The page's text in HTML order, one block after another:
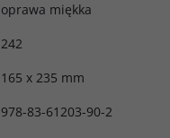
oprawa miękka
242
165 x 235 mm
978-83-61203-90-2